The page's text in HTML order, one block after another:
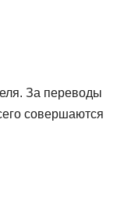
За переводы
совершаются